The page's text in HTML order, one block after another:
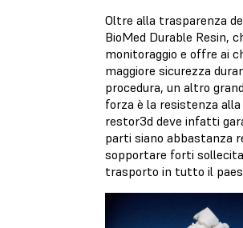
Oltre alla trasparenza
BioMed Durable Resin,
monitoraggio e offre ai
maggiore sicurezza
procedura, un altro
forza è la resistenza
restor3d deve infatti
parti siano abbastanza
sopportare forti
trasporto in tutto il